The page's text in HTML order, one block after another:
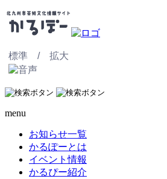
標準 / 拡大
menu
お知らせ一覧
かるぽーとは
イベント情報
かるぴー紹介